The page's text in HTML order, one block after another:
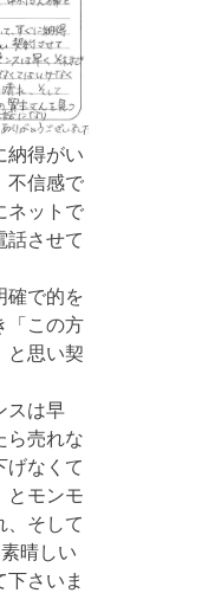
納得がい
不信感で
ネットで
話させて
確で的を
「この方
と思い契
スは早
ら売れな
げなくて
とモンモ
、そして
晴しい
さいま